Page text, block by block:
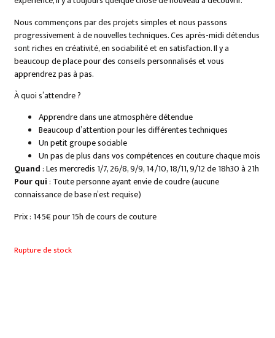
Nous commençons par des projets simples et nous passons
progressivement à de nouvelles techniques. Ces après-midi détendus
sont riches en créativité, en sociabilité et en satisfaction. Il y a
beaucoup de place pour des conseils personnalisés et vous
apprendrez pas à pas.
À quoi s’attendre ?
Apprendre dans une atmosphère détendue
Beaucoup d’attention pour les différentes techniques
Un petit groupe sociable
Un pas de plus dans vos compétences en couture chaque mois
Quand: Les mercredis 1/7, 26/8, 9/9, 14/10, 18/11, 9/12 de 18h30 à 21h
Pour qui: Toute personne ayant envie de coudre (aucune
connaissance de base n’est requise)
Prix : 145€ pour 15h de cours de couture
Rupture de stock